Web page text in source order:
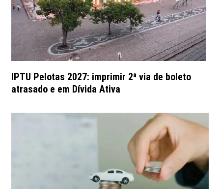
IPTU Pelotas 2027: imprimir 2ª via de boleto
atrasado e em Dívida Ativa